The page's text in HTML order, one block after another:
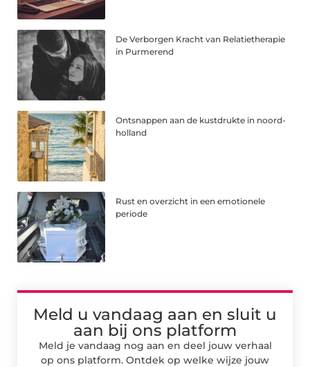
De Verborgen Kracht van Relatietherapie
in Purmerend
Ontsnappen aan de kustdrukte in noord-
holland
Rust en overzicht in een emotionele
periode
Meld u vandaag aan en sluit u
aan bij ons platform
Meld je vandaag nog aan en deel jouw verhaal
op ons platform. Ontdek op welke wijze jouw